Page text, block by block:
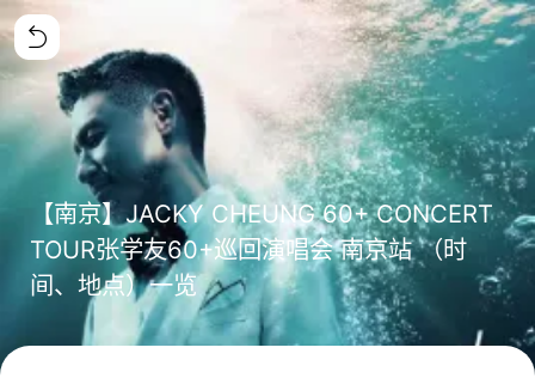
【南京】JACKY CHEUNG 60+ CONCERT
TOUR张学友60+巡回演唱会 南京站 （时
间、地点）一览